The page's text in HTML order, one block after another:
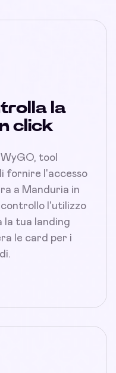
la
click
tool
fornire l'accesso
a Manduria in
l'utilizzo
la tua landing
le card per i